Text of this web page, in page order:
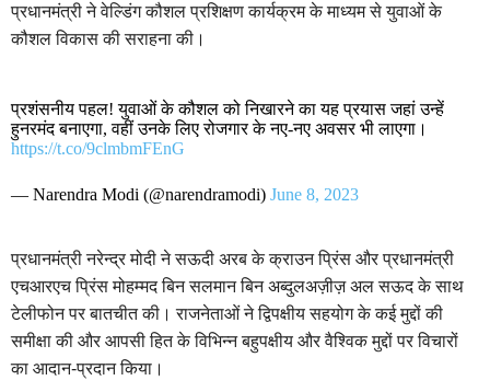
प्रधानमंत्री ने वेल्डिंग कौशल प्रशिक्षण कार्यक्रम के माध्यम से युवाओं के
कौशल विकास की सराहना की।
प्रशंसनीय पहल! युवाओं के कौशल को निखारने का यह प्रयास जहां उन्हें
हुनरमंद बनाएगा, वहीं उनके लिए रोजगार के नए-नए अवसर भी लाएगा।
https://t.co/9clmbmFEnG
— Narendra Modi (@narendramodi) June 8, 2023
प्रधानमंत्री नरेन्द्र मोदी ने सऊदी अरब के क्राउन प्रिंस और प्रधानमंत्री
एचआरएच प्रिंस मोहम्मद बिन सलमान बिन अब्दुलअज़ीज़ अल सऊद के साथ
टेलीफोन पर बातचीत की। राजनेताओं ने द्विपक्षीय सहयोग के कई मुद्दों की
समीक्षा की और आपसी हित के विभिन्न बहुपक्षीय और वैश्विक मुद्दों पर विचारों
का आदान-प्रदान किया।